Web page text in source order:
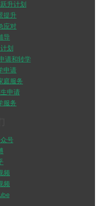
升计划
提升
应对
导
划
请和转学
申请
庭服务
申请
服务
号
频
频